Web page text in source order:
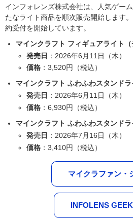
インフォレンズ株式会社は、人気ゲー
たなライト商品を順次販売開始します
約受付を開始しています。
マインクラフト フィギュアライト（
発売日 ：2026年6月11日（木）
価格 ：3,520円（税込）
マインクラフト ふわふわスタンドラ
発売日 ：2026年6月11日（木）
価格 ：6,930円（税込）
マインクラフト ふわふわスタンドラ
発売日 ：2026年7月16日（木）
価格 ：3,410円（税込）
マイクラファン・
INFOLENS